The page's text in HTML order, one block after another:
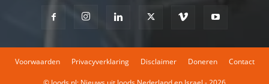
Voorwaarden Privacyverklaring Disclaimer Doneren Contact